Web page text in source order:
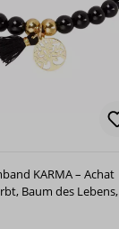
KARMA – Achat
Baum des Lebens,